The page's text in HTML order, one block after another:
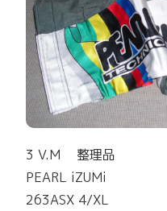
3 V.M 整理品
PEARL iZUMi
263ASX 4/XL